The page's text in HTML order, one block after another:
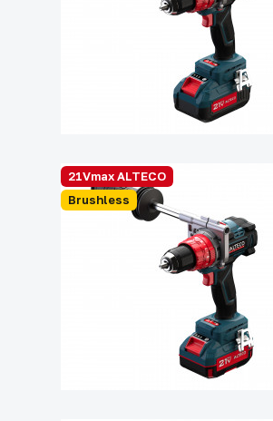
21Vmax ALTECO
Brushless